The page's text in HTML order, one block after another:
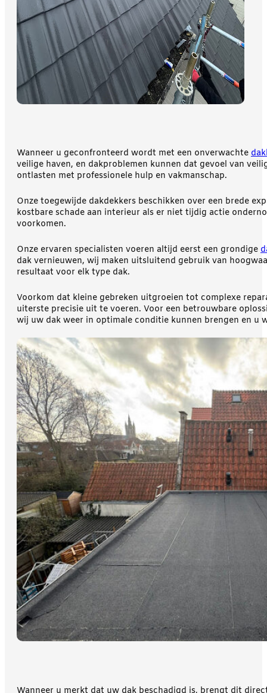
Wanneer u geconfronteerd wordt met een onverwachte
veilige haven, en dakproblemen kunnen dat gevoel van
ontlasten met professionele hulp en vakmanschap.
Onze toegewijde dakdekkers beschikken over een brede
kostbare schade aan interieur als er niet tijdig actie
voorkomen.
Onze ervaren specialisten voeren altijd eerst een grondige
dak vernieuwen, wij maken uitsluitend gebruik van
resultaat voor elk type dak.
Voorkom dat kleine gebreken uitgroeien tot complexe
uiterste precisie uit te voeren. Voor een betrouwbare
wij uw dak weer in optimale conditie kunnen brengen en u